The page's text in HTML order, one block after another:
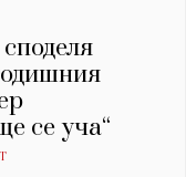
се уча“